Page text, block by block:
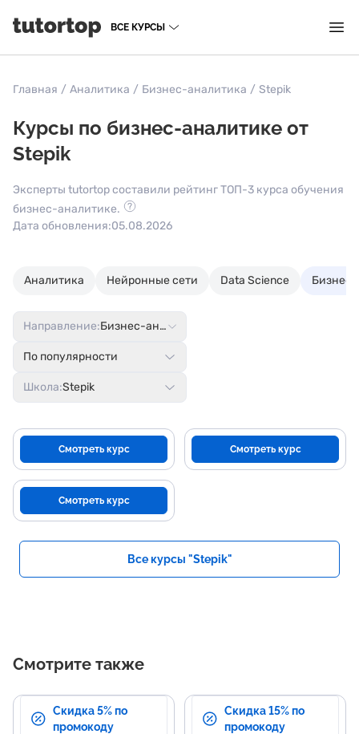
ВСЕ КУРСЫ
Главная / Аналитика / Бизнес-аналитика / Stepik
Курсы по бизнес-аналитике от
Stepik
Эксперты tutortop составили рейтинг ТОП-3 курса обучения
бизнес-аналитике.
Дата обновления:05.08.2026
Аналитика Нейронные сети Data Science
Школа:Stepik
По популярности
Направление:Бизнес-аналитика
Смотреть курс Смотреть курс
Смотреть курс
Все курсы "Stepik"
Смотрите также
Скидка 5% по
промокоду
Скидка 15% по
промокоду